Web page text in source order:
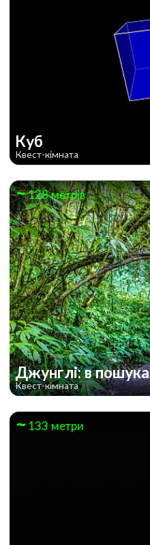
Куб
Квест-кімната
128 метрів
Джунглі: в
Квест-кімната
133 метри